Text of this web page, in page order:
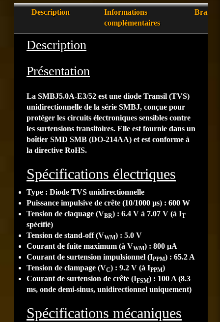
Description
Informations
complémentaires
Brand
Description
Présentation
La SMBJ5.0A-E3/52 est une diode Transil (TVS)
unidirectionnelle de la série SMBJ, conçue pour
protéger les circuits électroniques sensibles contre
les surtensions transitoires. Elle est fournie dans un
boîtier SMD SMB (DO-214AA) et est conforme à
la directive RoHS.
Spécifications électriques
Type : Diode TVS unidirectionnelle
Puissance impulsive de crête (10/1000 µs) : 600 W
Tension de claquage (VBR) : 6.4 V à 7.07 V (à IT
spécifié)
Tension de stand-off (VWM) : 5.0 V
Courant de fuite maximum (à VWM) : 800 µA
Courant de surtension impulsionnel (IPPM) : 65.2 A
Tension de clampage (VC) : 9.2 V (à IPPM)
Courant de surtension de crête (IFSM) : 100 A (8.3
ms, onde demi-sinus, unidirectionnel uniquement)
Spécifications mécaniques